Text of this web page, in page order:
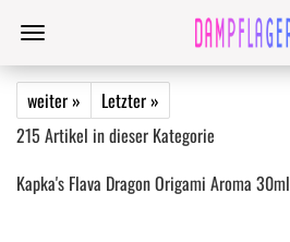
weiter »
Letzter »
215 Artikel in dieser Kategorie
Kapka's Flava Dragon Origami Aroma 30ml